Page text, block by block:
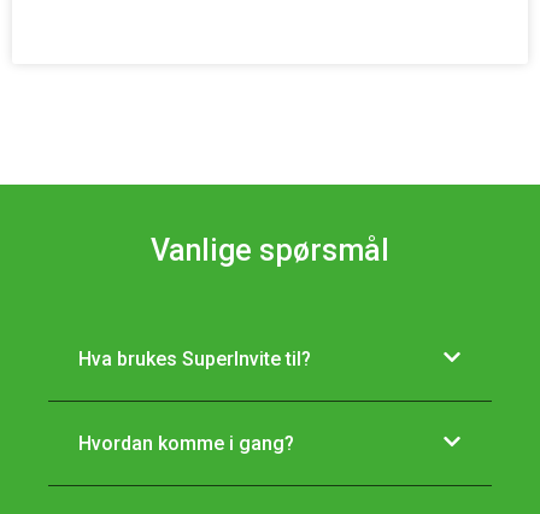
Vanlige spørsmål
Hva brukes SuperInvite til?
Hvordan komme i gang?